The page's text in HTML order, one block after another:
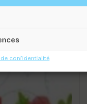
confidentialité
40X50 CM